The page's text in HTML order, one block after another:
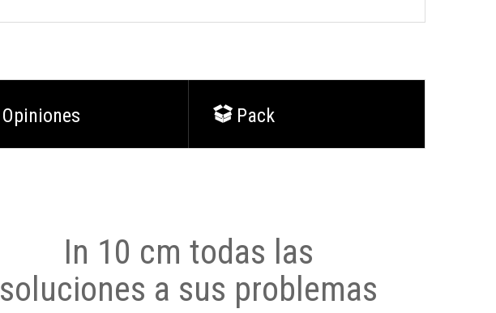
Opiniones Pack
In 10 cm todas las
soluciones a sus problemas